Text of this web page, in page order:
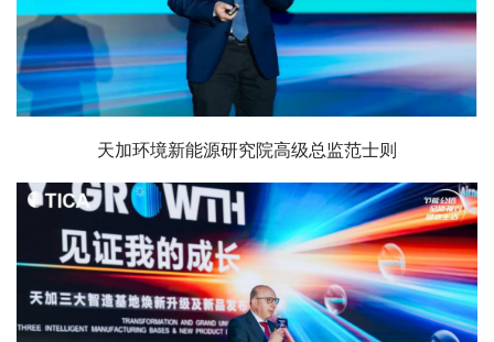
天加环境新能源研究院高级总监范士则